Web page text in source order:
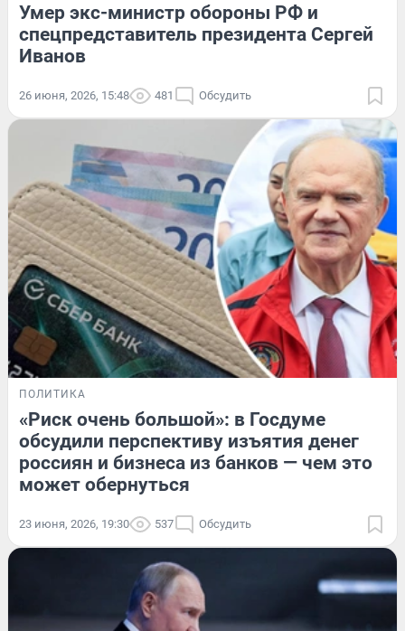
Умер экс-министр обороны РФ и
спецпредставитель президента Сергей
Иванов
26 июня, 2026, 15:48 481 Обсудить
ПОЛИТИКА
«Риск очень большой»: в Госдуме
обсудили перспективу изъятия денег
россиян и бизнеса из банков — чем это
может обернуться
23 июня, 2026, 19:30 537 Обсудить